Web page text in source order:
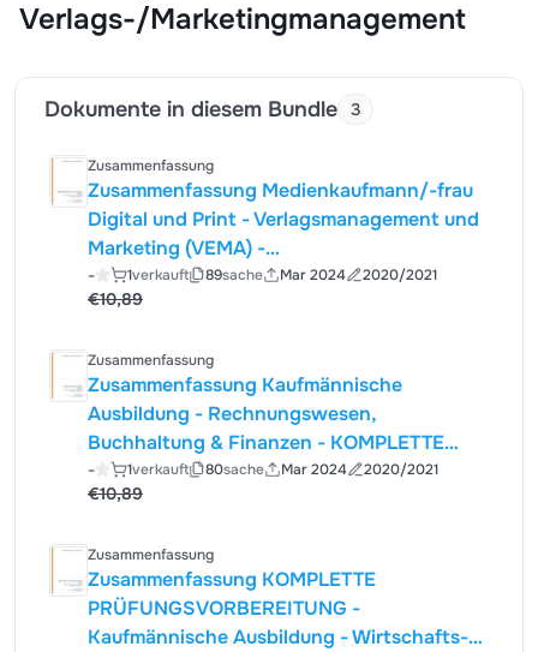
Verlags-/Marketingmanagement
Dokumente in diesem Bundle 3
Zusammenfassung
Zusammenfassung Medienkaufmann/-frau
Digital und Print - Verlagsmanagement und
Marketing (VEMA) -
Prüfungsvorbereitung/Lernzettel-
Bundle/Merkblatt
- 1verkauft 89sache Mar 2024 2020/2021
€10,89
Zusammenfassung
Zusammenfassung Kaufmännische
Ausbildung - Rechnungswesen,
Buchhaltung & Finanzen - KOMPLETTE
PRÜFUNGSVORBEREITUNG
- 1verkauft 80sache Mar 2024 2020/2021
€10,89
Zusammenfassung
Zusammenfassung KOMPLETTE
PRÜFUNGSVORBEREITUNG -
Kaufmännische Ausbildung - Wirtschafts-